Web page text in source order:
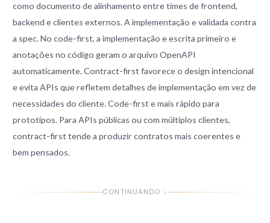
como documento de alinhamento entre times de frontend,
backend e clientes externos. A implementação e validada contra
a spec. No code-first, a implementação e escrita primeiro e
anotações no código geram o arquivo OpenAPI
automaticamente. Contract-first favorece o design intencional
e evita APIs que refletem detalhes de implementação em vez de
necessidades do cliente. Code-first e mais rápido para
prototipos. Para APIs públicas ou com múltiplos clientes,
contract-first tende a produzir contratos mais coerentes e
bem pensados.
CONTINUANDO ↓